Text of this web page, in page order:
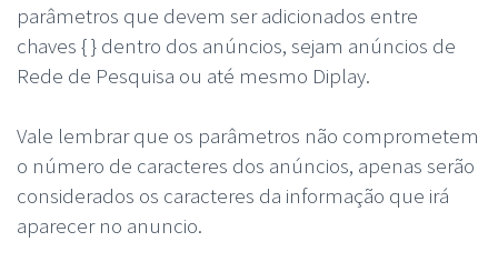
parâmetros que devem ser adicionados entre
chaves { } dentro dos anúncios, sejam anúncios de
Rede de Pesquisa ou até mesmo Diplay.
Vale lembrar que os parâmetros não comprometem
o número de caracteres dos anúncios, apenas serão
considerados os caracteres da informação que irá
aparecer no anuncio.